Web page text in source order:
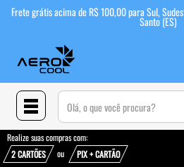
Frete grátis acima de R$ 100,00 para Sul,
Santo (ES)
(pesquisar)
Realize suas compras com:
2 CARTÕES
ou PIX + CARTÃO